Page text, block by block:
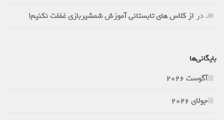
.دراز کلاس های تابستانی آموزش شمشیربازی غفلت نکنیم!
بایگانی‌ها
آگوست 2026
جولای 2026